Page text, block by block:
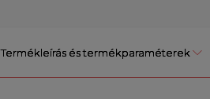
Termékleírás és termékparaméterek